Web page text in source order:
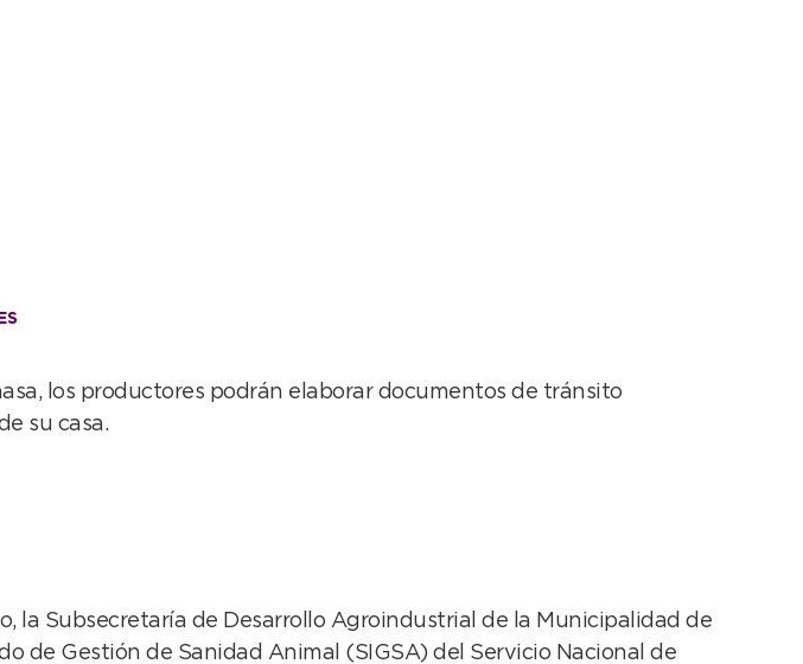
los productores podrán elaborar documentos de tránsito
su casa.
la Subsecretaría de Desarrollo Agroindustrial de la Municipalidad de
de Gestión de Sanidad Animal (SIGSA) del Servicio Nacional de